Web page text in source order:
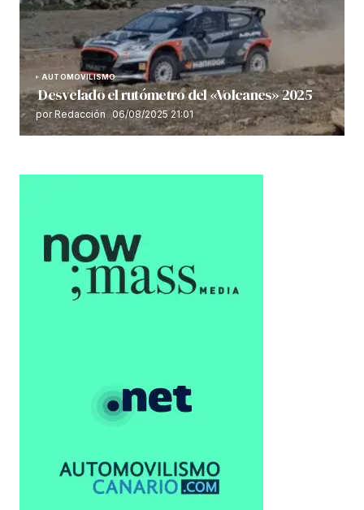
AUTOMOVILISMO
Desvelado el rutómetro del «Volcanes» 2025
por Redacción 06/08/2025 21:01